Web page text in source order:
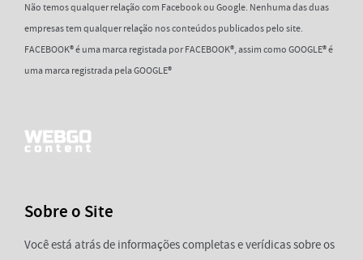
Não temos qualquer relação com Facebook ou Google. Nenhuma das duas
empresas tem qualquer relação nos conteúdos publicados pelo site.
FACEBOOK® é uma marca registada por FACEBOOK®, assim como GOOGLE® é
uma marca registrada pela GOOGLE®
Sobre o Site
Você está atrás de informações completas e verídicas sobre os